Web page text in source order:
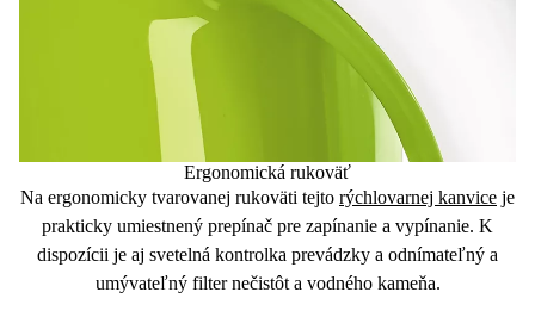
Ergonomická rukoväť
Na ergonomicky tvarovanej rukoväti tejto rýchlovarnej kanvice je
prakticky umiestnený prepínač pre zapínanie a vypínanie. K
dispozícii je aj svetelná kontrolka prevádzky a odnímateľný a
umývateľný filternečistôt a vodného kameňa.